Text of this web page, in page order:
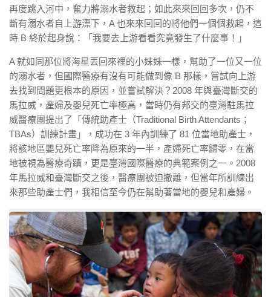
再度跳入河中，奮力將溺水者救起；如此來來回回多次，仍不
斷有溺水者自上游漂下，A 也來來回回的將他們一個個救起，這
時 B 終於起身說：「我要去上游看看究竟發生了什麼事！」
A 就如同那位將海星丟回來裡的小妹妹一樣，幫助了一位又一位
的溺水者，但國際醫療有沒有可能做到像 B 那樣，嘗試向上游
去找到問題更根本的原因，並嘗試解決？2008 年與臺灣斷交的
馬拉威，產婦及嬰兒死亡率極高，當時仍有邦交的臺灣駐馬拉
威醫療團提出了「傳統助產士（Traditional Birth Attendants；
TBAs）訓練計畫」，成功在 3 年內訓練了 81 位當地助產士，
將該地區嬰兒死亡率降為原來的一半，產婦死亡率歸零，在當
地被視為醫療奇蹟，更是臺灣國際醫療的典範案例之一。2008
年馬拉威和臺灣斷交之後，醫療團被迫撤離，但當年所訓練出
來那些助產士們，我相信至今仍在幫助著當地的嬰兒和產婦。